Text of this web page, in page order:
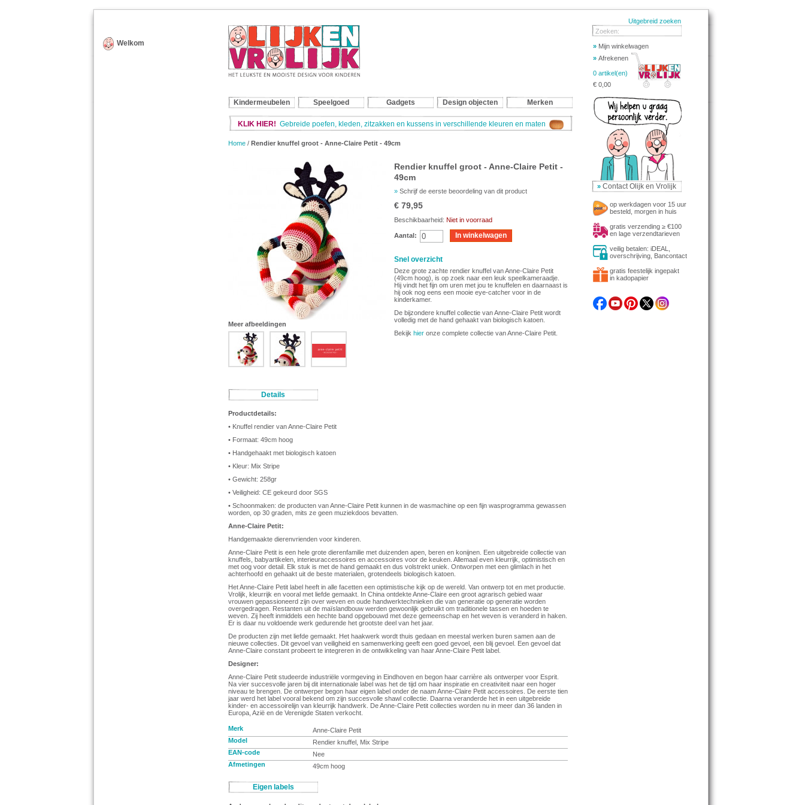
Welkom
Kindermeubelen Speelgoed Gadgets Design objecten Merken
KLIK HIER! Gebreide poefen, kleden, zitzakken en kussens in verschillende kleuren en maten
Uitgebreid zoeken
Zoeken:
» Mijn winkelwagen
» Afrekenen
0 artikel(en)
€ 0,00
Home / Rendier knuffel groot - Anne-Claire Petit - 49cm
Rendier knuffel groot - Anne-Claire Petit -
49cm
» Schrijf de eerste beoordeling van dit product
€ 79,95
Beschikbaarheid: Niet in voorraad
Aantal: In winkelwagen
Snel overzicht
Deze grote zachte rendier knuffel van Anne-Claire Petit
(49cm hoog), is op zoek naar een leuk speelkameraadje.
Hij vindt het fijn om uren met jou te knuffelen en daarnaast is
hij ook nog eens een mooie eye-catcher voor in de
kinderkamer.
De bijzondere knuffel collectie van Anne-Claire Petit wordt
volledig met de hand gehaakt van biologisch katoen.
Bekijk hier onze complete collectie van Anne-Claire Petit.
Meer afbeeldingen
Details
Productdetails:
• Knuffel rendier van Anne-Claire Petit
• Formaat: 49cm hoog
• Handgehaakt met biologisch katoen
• Kleur: Mix Stripe
• Gewicht: 258gr
• Veiligheid: CE gekeurd door SGS
• Schoonmaken: de producten van Anne-Claire Petit kunnen in de wasmachine op een fijn wasprogramma gewassen
worden, op 30 graden, mits ze geen muziekdoos bevatten.
Anne-Claire Petit:
Handgemaakte dierenvrienden voor kinderen.
Anne-Claire Petit is een hele grote dierenfamilie met duizenden apen, beren en konijnen. Een uitgebreide collectie van
knuffels, babyartikelen, interieuraccessoires en accessoires voor de keuken. Allemaal even kleurrijk, optimistisch en
met oog voor detail. Elk stuk is met de hand gemaakt en dus volstrekt uniek. Ontworpen met een glimlach in het
achterhoofd en gehaakt uit de beste materialen, grotendeels biologisch katoen.
Het Anne-Claire Petit label heeft in alle facetten een optimistische kijk op de wereld. Van ontwerp tot en met productie.
Vrolijk, kleurrijk en vooral met liefde gemaakt. In China ontdekte Anne-Claire een groot agrarisch gebied waar
vrouwen gepassioneerd zijn over weven en oude handwerktechnieken die van generatie op generatie worden
overgedragen. Restanten uit de maïslandbouw werden gewoonlijk gebruikt om traditionele tassen en hoeden te
weven. Zij heeft inmiddels een hechte band opgebouwd met deze gemeenschap en het weven is veranderd in haken.
Er is daar nu voldoende werk gedurende het grootste deel van het jaar.
De producten zijn met liefde gemaakt. Het haakwerk wordt thuis gedaan en meestal werken buren samen aan de
nieuwe collecties. Dit gevoel van veiligheid en samenwerking geeft een goed gevoel, een blij gevoel. Een gevoel dat
Anne-Claire constant probeert te integreren in de ontwikkeling van haar Anne-Claire Petit label.
Designer:
Anne-Claire Petit studeerde industriële vormgeving in Eindhoven en begon haar carrière als ontwerper voor Esprit.
Na vier succesvolle jaren bij dit internationale label was het de tijd om haar inspiratie en creativiteit naar een hoger
niveau te brengen. De ontwerper begon haar eigen label onder de naam Anne-Claire Petit accessoires. De eerste tien
jaar werd het label vooral bekend om zijn succesvolle shawl collectie. Daarna veranderde het in een uitgebreide
kinder- en accessoirelijn van kleurrijk handwerk. De Anne-Claire Petit collecties worden nu in meer dan 36 landen in
Europa, Azië en de Verenigde Staten verkocht.
Merk
Anne-Claire Petit
Model
Rendier knuffel, Mix Stripe
EAN-code
Nee
Afmetingen
49cm hoog
Eigen labels
» Contact Olijk en Vrolijk
op werkdagen voor 15 uur
besteld, morgen in huis
gratis verzending ≥ €100
en lage verzendtarieven
veilig betalen: iDEAL,
overschrijving, Bancontact
gratis feestelijk ingepakt
in kadopapier